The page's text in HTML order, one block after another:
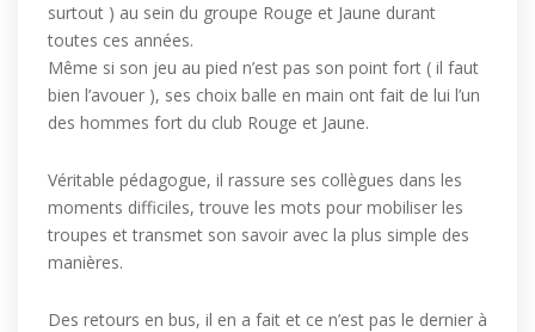
surtout ) au sein du groupe Rouge et Jaune durant
toutes ces années.
Même si son jeu au pied n’est pas son point fort ( il faut
bien l’avouer ), ses choix balle en main ont fait de lui l’un
des hommes fort du club Rouge et Jaune.
Véritable pédagogue, il rassure ses collègues dans les
moments difficiles, trouve les mots pour mobiliser les
troupes et transmet son savoir avec la plus simple des
manières.
Des retours en bus, il en a fait et ce n’est pas le dernier à